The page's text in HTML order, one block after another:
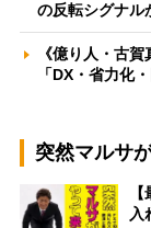
の反転シグナ
《億り人・古
「DX・省力化
突然マルサ
入